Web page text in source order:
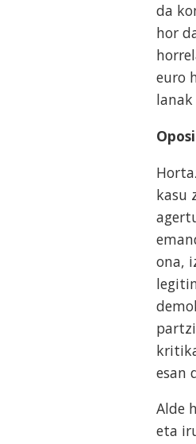
da
hor
euro
kasu
ona,
esan
Alde
eta